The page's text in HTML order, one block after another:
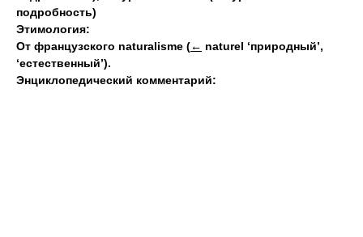
подробность)
Этимология:
От французского naturalisme (← naturel ‘природный’,
‘естественный’).
Энциклопедический комментарий: